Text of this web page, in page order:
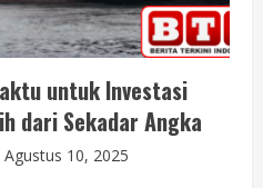
untuk Investasi
dari Sekadar Angka
Agustus 10, 2025